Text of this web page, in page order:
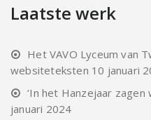
Laatste werk
Het VAVO Lyceum van
websiteteksten 10 januari
‘In het Hanzejaar
januari 2024